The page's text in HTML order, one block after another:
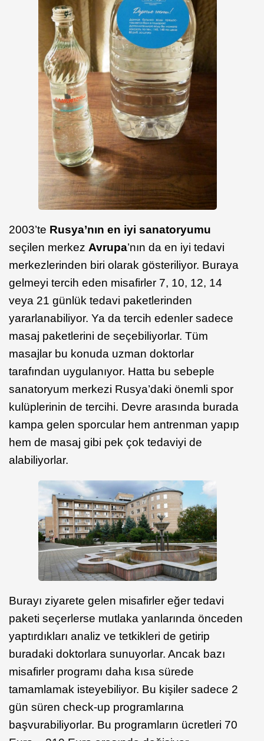
2003’te Rusya’nın en iyi sanatoryumu
seçilen merkez Avrupa’nın da en iyi tedavi
merkezlerinden biri olarak gösteriliyor. Buraya
gelmeyi tercih eden misafirler 7, 10, 12, 14
veya 21 günlük tedavi paketlerinden
yararlanabiliyor. Ya da tercih edenler sadece
masaj paketlerini de seçebiliyorlar. Tüm
masajlar bu konuda uzman doktorlar
tarafından uygulanıyor. Hatta bu sebeple
sanatoryum merkezi Rusya’daki önemli spor
kulüplerinin de tercihi. Devre arasında burada
kampa gelen sporcular hem antrenman yapıp
hem de masaj gibi pek çok tedaviyi de
alabiliyorlar.
Burayı ziyarete gelen misafirler eğer tedavi
paketi seçerlerse mutlaka yanlarında önceden
yaptırdıkları analiz ve tetkikleri de getirip
buradaki doktorlara sunuyorlar. Ancak bazı
misafirler programı daha kısa sürede
tamamlamak isteyebiliyor. Bu kişiler sadece 2
gün süren check-up programlarına
başvurabiliyorlar. Bu programların ücretleri 70